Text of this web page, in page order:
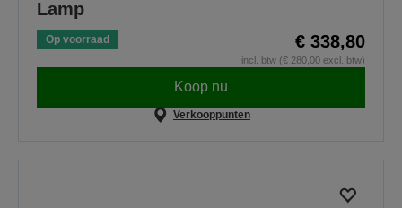
Lamp
Op voorraad € 338,80
incl. btw (€ 280,00 excl. btw)
Koop nu
Verkooppunten